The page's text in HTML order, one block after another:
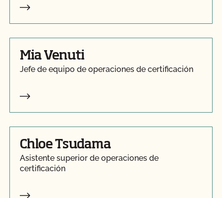
Mia Venuti
Jefe de equipo de operaciones de certificación
Chloe Tsudama
Asistente superior de operaciones de
certificación